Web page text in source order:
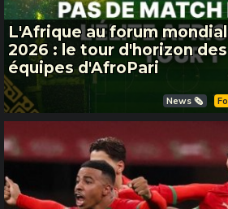
L'Afrique au forum
2026 : le tour d'horizon
équipes d'AfroPari
News 🗞️